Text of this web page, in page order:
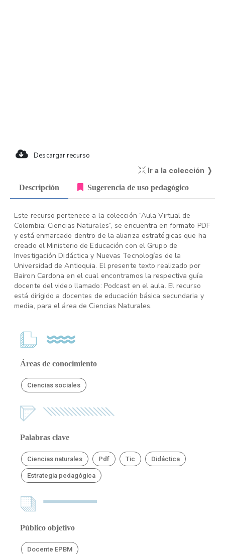
Descargar recurso
Ir a la colección ❭
Descripción Sugerencia de uso pedagógico
Este recurso pertenece a la colección “Aula Virtual de
Colombia: Ciencias Naturales”, se encuentra en formato PDF
y está enmarcado dentro de la alianza estratégicas que ha
creado el Ministerio de Educación con el Grupo de
Investigación Didáctica y Nuevas Tecnologías de la
Universidad de Antioquia. El presente texto realizado por
Bairon Cardona en el cual encontramos la respectiva guía
docente del video llamado: Podcast en el aula. El recurso
está dirigido a docentes de educación básica secundaria y
media, para el área de Ciencias Naturales.
Áreas de conocimiento
Ciencias sociales
Palabras clave
Ciencias naturales Pdf Tic Didáctica
Estrategia pedagógica
Público objetivo
Docente EPBM